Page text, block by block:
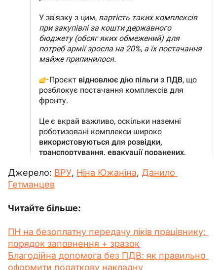
Джерело: ВРУ, Ніна Южаніна, Данило
Гетманцев
Читайте більше:
ПН на безоплатну передачу ліків працівнику:
порядок заповнення + зразок
Благодійна допомога без ПДВ: як правильно
оформити податкову накладну